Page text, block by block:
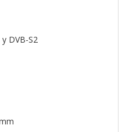
DVB-S2